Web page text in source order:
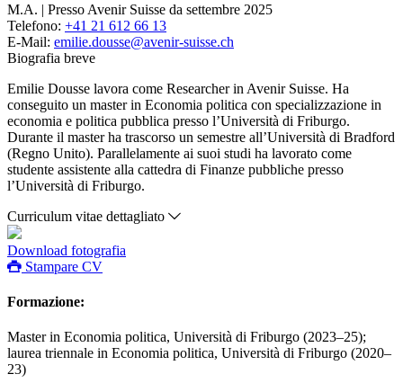
M.A. | Presso Avenir Suisse da settembre 2025
Telefono: +41 21 612 66 13
E-Mail: emilie.dousse@avenir-suisse.ch
Biografia breve
Emilie Dousse lavora come Researcher in Avenir Suisse. Ha
conseguito un master in Economia politica con specializzazione in
economia e politica pubblica presso l’Università di Friburgo.
Durante il master ha trascorso un semestre all’Università di Bradford
(Regno Unito). Parallelamente ai suoi studi ha lavorato come
studente assistente alla cattedra di Finanze pubbliche presso
l’Università di Friburgo.
Curriculum vitae dettagliato
Download fotografia
Stampare CV
Formazione:
Master in Economia politica, Università di Friburgo (2023–25);
laurea triennale in Economia politica, Università di Friburgo (2020–
23)